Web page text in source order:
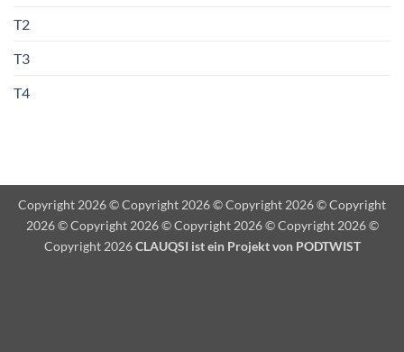
T2
T3
T4
Copyright 2026 © Copyright 2026 © Copyright 2026 © Copyright
2026 © Copyright 2026 © Copyright 2026 © Copyright 2026 ©
Copyright 2026CLAUQSI ist ein Projekt von PODTWIST